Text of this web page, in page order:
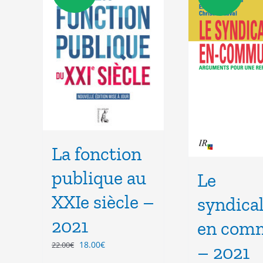
La fonction
publique au
XXIe siècle –
2021
22.00€ Le
18.00€Le
Le
en
– 2021